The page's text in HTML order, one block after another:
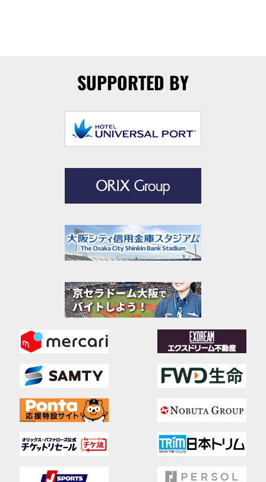
SUPPORTED BY